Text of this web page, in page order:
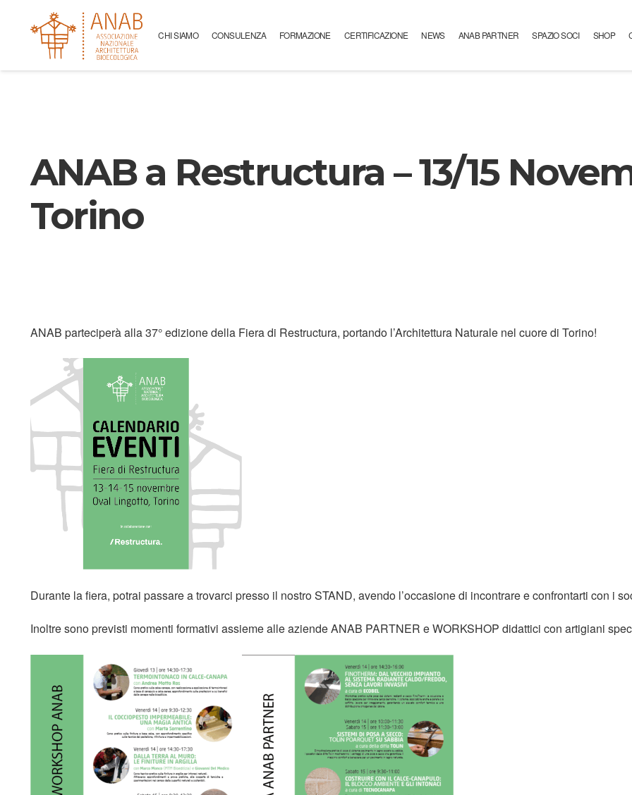
CHI SIAMO CONSULENZA FORMAZIONE CERTIFICAZIONE NEWS ANAB PARTNER SPAZIO SOCI SHOP
ANAB a Restructura – 13/15
Torino
ANAB parteciperà alla 37° edizione della Fiera di Restructura, portando l’Architettura Naturale nel cuore di Torino!
Durante la fiera, potrai passare a trovarci presso il nostroSTAND, avendo l’occasione di incontrare e confrontarti con i
Inoltre sono previsti momenti formativi assieme alle aziendeANAB PARTNER eWORKSHOP didattici con artigiani